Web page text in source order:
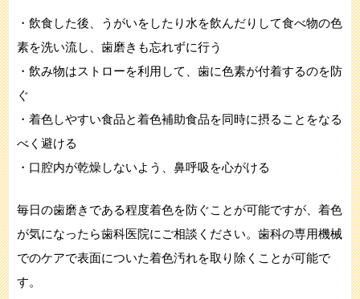
・飲食した後、うがいをしたり水を飲んだりして食べ物の色
素を洗い流し、歯磨きも忘れずに行う
・飲み物はストローを利用して、歯に色素が付着するのを防
ぐ
・着色しやすい食品と着色補助食品を同時に摂ることをなる
べく避ける
・口腔内が乾燥しないよう、鼻呼吸を心がける
毎日の歯磨きである程度着色を防ぐことが可能ですが、着色
が気になったら歯科医院にご相談ください。歯科の専用機械
でのケアで表面についた着色汚れを取り除くことが可能で
す。